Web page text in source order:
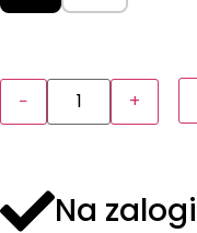
− +
Na zalogi